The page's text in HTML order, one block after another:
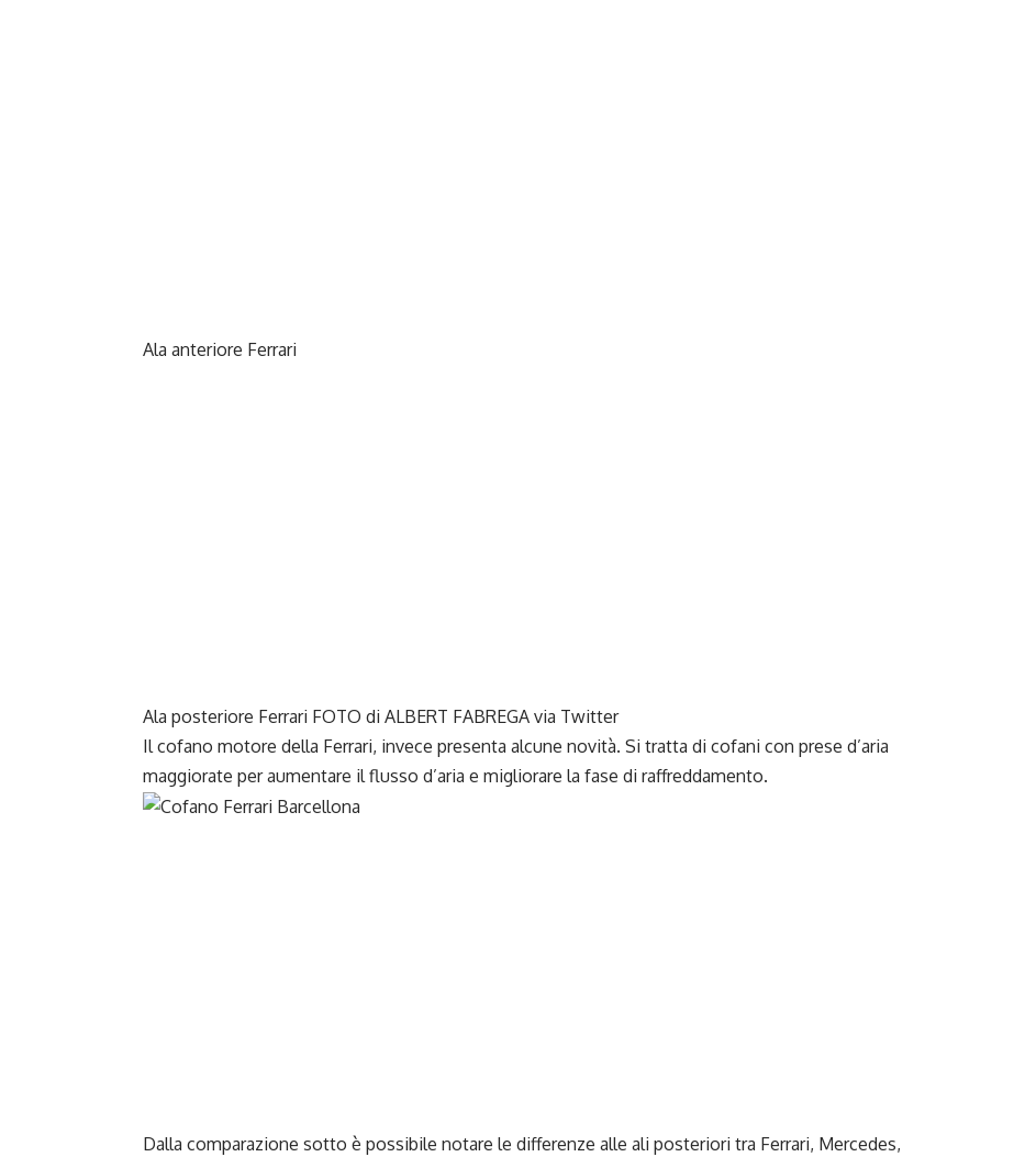
Ala anteriore Ferrari
Ala posteriore Ferrari FOTO di ALBERT FABREGA via Twitter
Il cofano motore della Ferrari, invece presenta alcune novità. Si tratta di cofani con prese d’aria
maggiorate per aumentare il flusso d’aria e migliorare la fase di raffreddamento.
Dalla comparazione sotto è possibile notare le differenze alle ali posteriori tra Ferrari, Mercedes,